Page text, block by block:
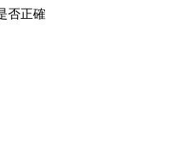
否正確